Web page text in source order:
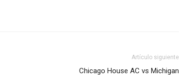
Artículo siguiente
Chicago House AC vs Michigan